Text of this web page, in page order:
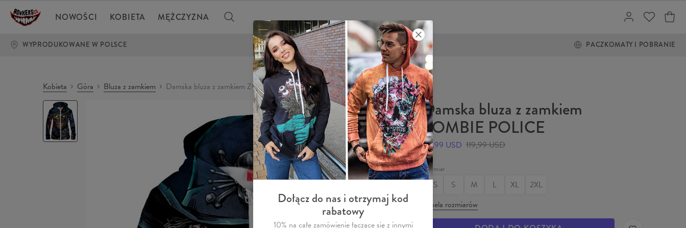
NOWOŚCI KOBIETA MĘŻCZYZNA
WYPRODUKOWANE W POLSCE DARMOWA DOSTAWA OD 200 ZŁ PACZKOMATY I POBRANIE
Kobieta Góra Bluza z zamkiem
Damska bluza z zamkiem ZOMBIE POLICE
Damska
bluza
zamkiem
ZOMBIE
POLICE
Damska bluza z zamkiem
ZOMBIE POLICE
59,99 USD 119,99 USD
Rozmiar
XS S M L XL
2XL
Tabela rozmiarów
Dołącz do nas i otrzymaj kod
rabatowy
10% na całe zamówienie łączące się z innymi